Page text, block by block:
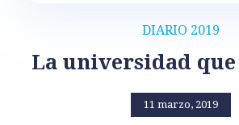
DIARIO 2019
La universidad que
11 marzo, 2019